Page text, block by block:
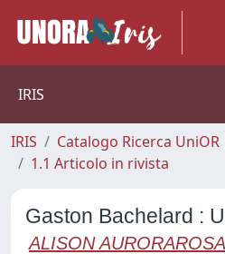
IRIS
IRIS Catalogo Ricerca UniOR
1.1 Articolo in rivista
Gaston Bachelard :
ALISON AURORAROSA